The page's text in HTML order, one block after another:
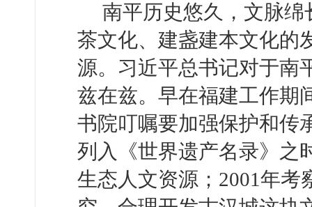
南平历史悠久，文脉
茶文化、建盏建本文化的
源。习近平总书记对于南
兹在兹。早在福建工作期
书院叮嘱要加强保护和传
列入《世界遗产名录》之
生态人文资源；2001年考